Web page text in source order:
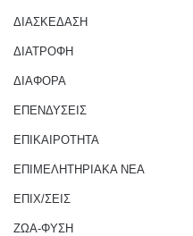
ΔΙΑΣΚΕΔΑΣΗ
ΔΙΑΤΡΟΦΗ
ΔΙΑΦΟΡΑ
ΕΠΕΝΔΥΣΕΙΣ
ΕΠΙΚΑΙΡΟΤΗΤΑ
ΕΠΙΜΕΛΗΤΗΡΙΑΚΑ ΝΕΑ
ΕΠΙΧ/ΣΕΙΣ
ΖΩΑ-ΦΥΣΗ